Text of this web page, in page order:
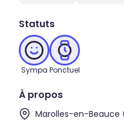
Statuts
Sympa Ponctuel
À propos
Marolles-en-Beauce